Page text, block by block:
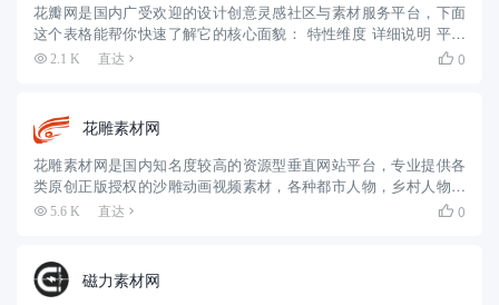
花瓣网是国内广受欢迎的设计创意灵感社区与素材服务平台，下面
这个表格能帮你快速了解它的核心面貌： 特性维度 详细说明 平台
定位 设计师灵感社区与素材平台、基于兴趣的社交分享网站 核心功
2.1 K 直达  0
花雕素材网
花雕素材网是国内知名度较高的资源型垂直网站平台，专业提供各
类原创正版授权的沙雕动画视频素材，各种都市人物，乡村人物，
历史人物等等场景沙雕动画视频素材都有涉足，最重要的是，他们
5.6 K 直达  0
磁力素材网